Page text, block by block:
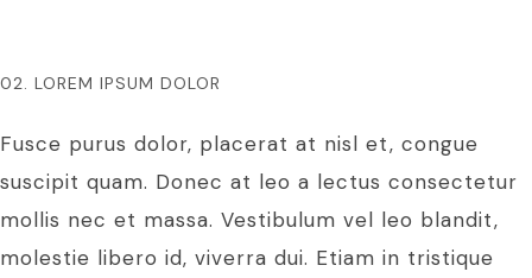
02. LOREM IPSUM DOLOR
Fusce purus dolor, placerat at nisl et, congue
suscipit quam. Donec at leo a lectus consectetur
mollis nec et massa. Vestibulum vel leo blandit,
molestie libero id, viverra dui. Etiam in tristique